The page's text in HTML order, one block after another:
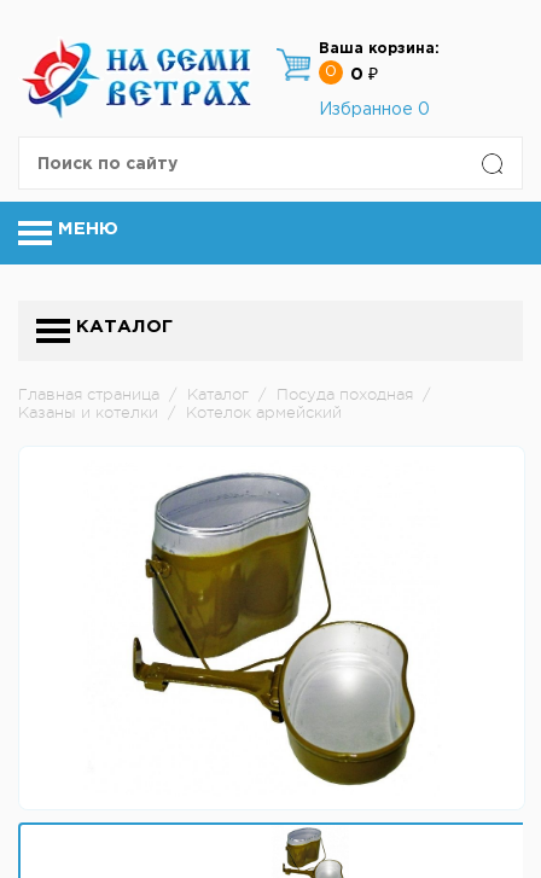
Ваша корзина:
0
0 ₽
Избранное 0
МЕНЮ
КАТАЛОГ
Главная страница / Каталог / Посуда походная
/
Казаны и котелки
/ Котелок армейский